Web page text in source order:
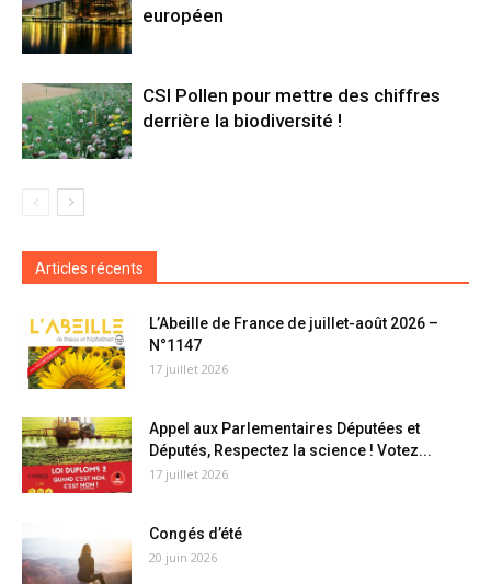
européen
CSI Pollen pour mettre des chiffres
derrière la biodiversité !
Articles récents
L’Abeille de France de juillet-août 2026 –
N°1147
17 juillet 2026
Appel aux Parlementaires Députées et
Députés, Respectez la science ! Votez...
17 juillet 2026
Congés d’été
20 juin 2026